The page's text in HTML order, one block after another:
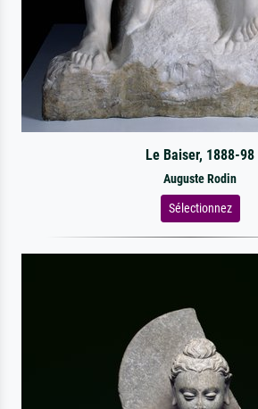
Le Baiser, 1888-98
Auguste Rodin
Sélectionnez